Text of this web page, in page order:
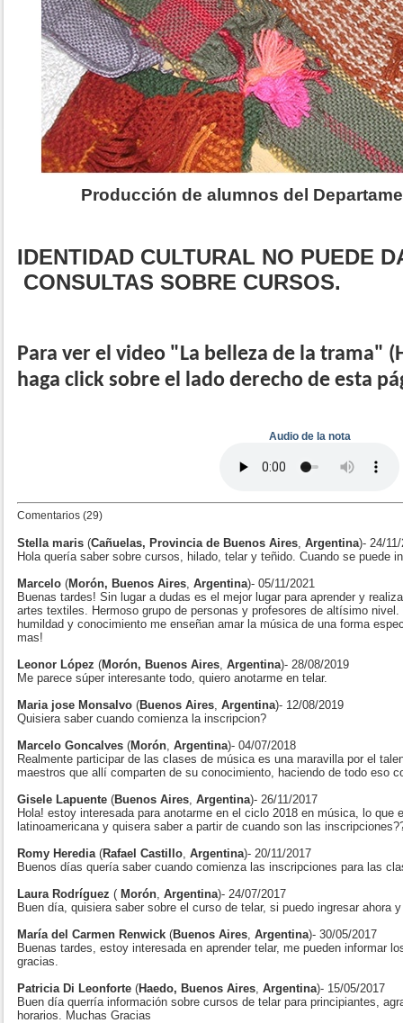
Producción de alumnos del
IDENTIDAD CULTURAL NO PUEDE
CONSULTAS SOBRE CURSOS.
Para ver el video "La belleza de la trama"
haga click sobre el lado derecho de esta
Audio de la nota
Comentarios (29)
Stella maris (Cañuelas, Provincia de Buenos Aires Argentina)- 24/
Hola quería saber sobre cursos, hilado, telar y teñido. Cuando se puede
Marcelo (Morón, Buenos Aires Argentina)- 05/11/2021
Buenas tardes! Sin lugar a dudas es el mejor lugar para aprender y
artes textiles. Hermoso grupo de personas y profesores de altísimo
humildad y conocimiento me enseñan amar la música de una forma
mas!
Leonor López (Morón, Buenos Aires Argentina)- 28/08/2019
Me parece súper interesante todo, quiero anotarme en telar.
Maria jose Monsalvo (Buenos Aires Argentina)- 12/08/2019
Quisiera saber cuando comienza la inscripcion?
Marcelo Goncalves (Morón Argentina)- 04/07/2018
Realmente participar de las clases de música es una maravilla por el
maestros que allí comparten de su conocimiento, haciendo de todo eso
Gisele Lapuente (Buenos Aires Argentina)- 26/11/2017
Hola! estoy interesada para anotarme en el ciclo 2018 en música, lo que
latinoamericana y quisera saber a partir de cuando son las
Romy Heredia (Rafael Castillo Argentina)- 20/11/2017
Buenos días quería saber cuando comienza las inscripciones para las
Laura Rodríguez ( Morón Argentina)- 24/07/2017
Buen día, quisiera saber sobre el curso de telar, si puedo ingresar ahora
María del Carmen Renwick (Buenos Aires Argentina)- 30/05/2017
Buenas tardes, estoy interesada en aprender telar, me pueden informar
gracias.
Patricia Di Leonforte (Haedo, Buenos Aires Argentina)- 15/05/2017
Buen día querría información sobre cursos de telar para principiantes,
horarios. Muchas Gracias